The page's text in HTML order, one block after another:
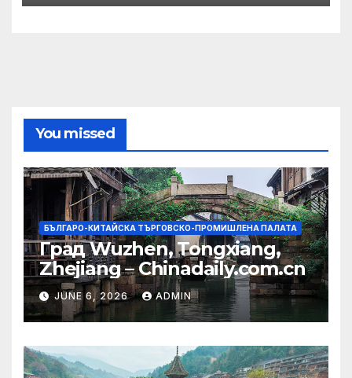
You missed
БЪЛГАРО-КИТАЙСКА ТЪРГОВСКО-ПРОМИШЛЕНА ПАЛАТА
Град Wuzhen, Tongxiang,
Zhejiang – Chinadaily.com.cn
JUNE 6, 2026 ADMIN